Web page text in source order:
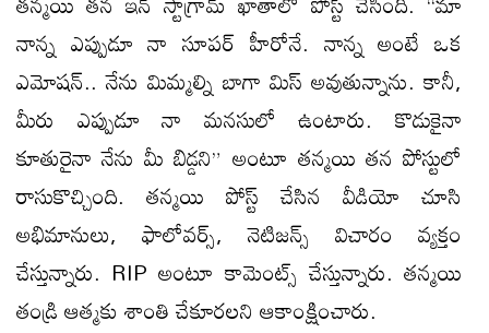
నాన్న ఎప్పుడూ నా సూపర్ హీరోనే. నాన్న అంటే ఒక
ఎమోషన్.. నేను మిమ్మల్ని బాగా మిస్ అవుతున్నాను. కానీ,
మీరు ఎప్పుడూ నా మనసులో ఉంటారు. కొడుకైనా
కూతురైనా నేను మీ బిడ్డని” అంటూ తన్మయి తన పోస్టులో
రాసుకొచ్చింది. తన్మయి పోస్ట్ చేసిన వీడియో చూసి
అభిమానులు, ఫాలోవర్స్, నెటిజన్స్ విచారం వ్యక్తం
చేస్తున్నారు. RIP అంటూ కామెంట్స్ చేస్తున్నారు. తన్మయి
తండ్రి ఆత్మకు శాంతి చేకూరలని ఆకాంక్షించారు.